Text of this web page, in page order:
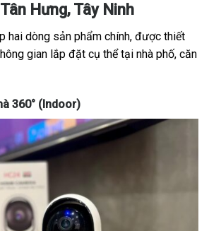
Hưng, Tây Ninh
hai dòng sản phẩm chính, được thiết
gian lắp đặt cụ thể tại nhà phố, căn
360° (Indoor)